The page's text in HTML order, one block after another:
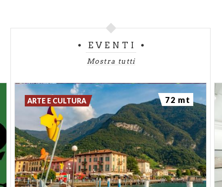
EVENTI
Mostra tutti
ARTE E CULTURA 72 mt